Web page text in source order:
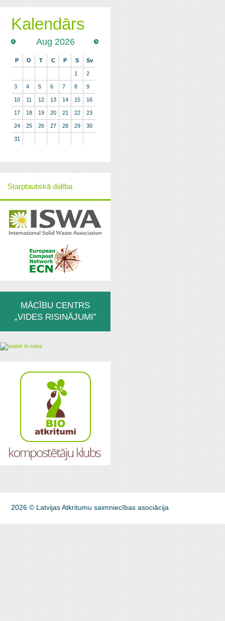
Kalendārs
Aug 2026
P O T C P S Sv
1 2
3 4 5 6 7 8 9
10 11 12 13 14 15 16
17 18 19 20 21 22 23
24 25 26 27 28 29 30
31
Starptautiskā dalība
MĀCĪBU CENTRS
„VIDES RISINĀJUMI”
2026 © Latvijas Atkritumu saimniecības asociācija